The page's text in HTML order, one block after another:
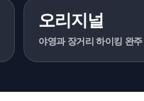
오리지널
야영과 장거리 하이킹 완